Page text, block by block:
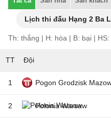
Lịch thi đấu Hạng 2 Ba
Th: thắng | H: hòa | B: bại |
TT Đội
1 Pogon Grodzisk
2 Polonia Warsaw